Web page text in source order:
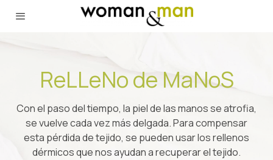
ReLLeNo de MaNoS
Con el paso del tiempo, la piel de las manos se atrofia,
se vuelve cada vez más delgada. Para compensar
esta pérdida de tejido, se pueden usar los rellenos
dérmicos que nos ayudan a recuperar el tejido.